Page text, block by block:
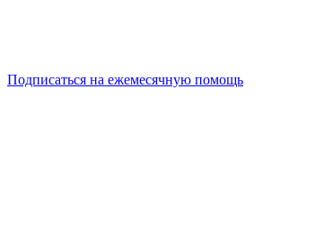
Подписаться на ежемесячную помощь